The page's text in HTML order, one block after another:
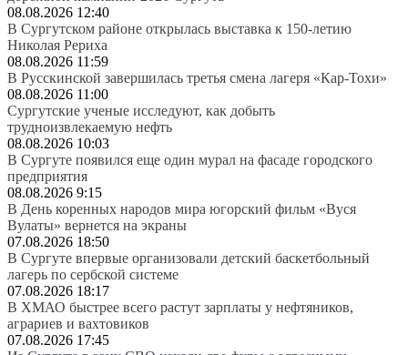
08.08.2026 12:40
В Сургутском районе открылась выставка к 150-летию
Николая Рериха
08.08.2026 11:59
В Русскинской завершилась третья смена лагеря «Кар-Тохи»
08.08.2026 11:00
Сургутские ученые исследуют, как добыть
трудноизвлекаемую нефть
08.08.2026 10:03
В Сургуте появился еще один мурал на фасаде городского
предприятия
08.08.2026 9:15
В День коренных народов мира югорский фильм «Вуся
Вулаты» вернется на экраны
07.08.2026 18:50
В Сургуте впервые организовали детский баскетбольный
лагерь по сербской системе
07.08.2026 18:17
В ХМАО быстрее всего растут зарплаты у нефтяников,
аграриев и вахтовиков
07.08.2026 17:45